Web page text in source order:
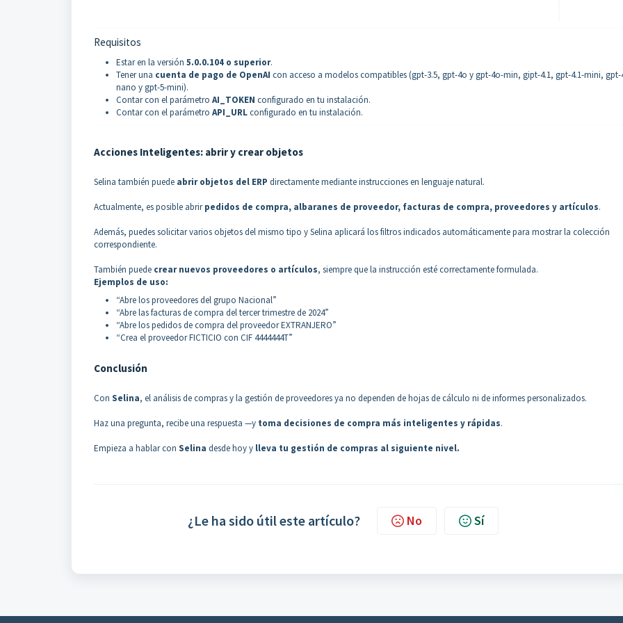
Requisitos
Estar en la versión 5.0.0.104 o superior.
Tener una cuenta de pago de OpenAI con acceso a modelos compatibles (gpt-3.5, gpt-4o y gpt-4o-min, gipt-4.1, gpt-4.1-mini, gpt-
nano y gpt-5-mini).
Contar con el parámetro AI_TOKEN configurado en tu instalación.
Contar con el parámetro API_URLconfigurado en tu instalación.
Acciones Inteligentes: abrir y crear objetos
Selina también puede abrir objetos del ERP directamente mediante instrucciones en lenguaje natural.
Actualmente, es posible abrirpedidos de compra, albaranes de proveedor, facturas de compra, proveedores y artículos.
Además, puedes solicitar varios objetos del mismo tipo y Selina aplicará los filtros indicados automáticamente para mostrar la colección
correspondiente.
También puede crear nuevos proveedores o artículos, siempre que la instrucción esté correctamente formulada.
Ejemplos de uso:
“Abre los proveedores del grupo Nacional”
“Abre las facturas de compra del tercer trimestre de 2024”
“Abre los pedidos de compra del proveedor EXTRANJERO”
“Crea el proveedor FICTICIO con CIF 4444444T”
Conclusión
Con Selina, el análisis de compras y la gestión de proveedores ya no dependen de hojas de cálculo ni de informes personalizados.
Haz una pregunta, recibe una respuesta —y toma decisiones de compra más inteligentes y rápidas.
Empieza a hablar con Selina desde hoy y lleva tu gestión de compras al siguiente nivel.
¿Le ha sido útil este artículo? No Sí